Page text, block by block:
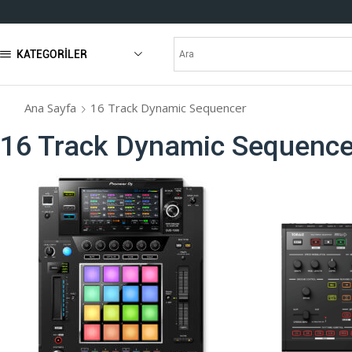
KATEGORILER
Ana Sayfa 16 Track Dynamic Sequencer
16 Track Dynamic